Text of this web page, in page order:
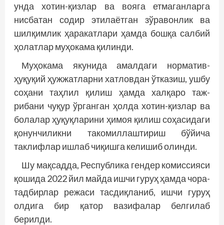
унда хотин-қизлар ва вояга етмаганларга
нисбатан содир этилаётган зўравонлик ва
шилқимлик ҳаракатлари ҳамда бошқа салбий
ҳолатлар муҳокама қилинди.
Муҳокама якунида амалдаги норматив-
ҳуқуқий ҳужжатларни хатловдан ўтказиш, ушбу
соҳани таҳлил қилиш ҳамда халқаро таж­
рибани чуқур ўрганган ҳолда хотин-қизлар ва
болалар ҳуқуқларини ҳимоя қилиш соҳасидаги
қонунчиликни такомиллаштириш бўйича
таклифлар ишлаб чиқишга келишиб олинди.
Шу мақсадда, Республика гендер комис­сияси
қошида 2022 йил майда ишчи гуруҳ ҳамда чора-
тадбирлар режаси тасдиқланиб, ишчи гуруҳ
олдига бир қатор вазифалар белгилаб
берилди.